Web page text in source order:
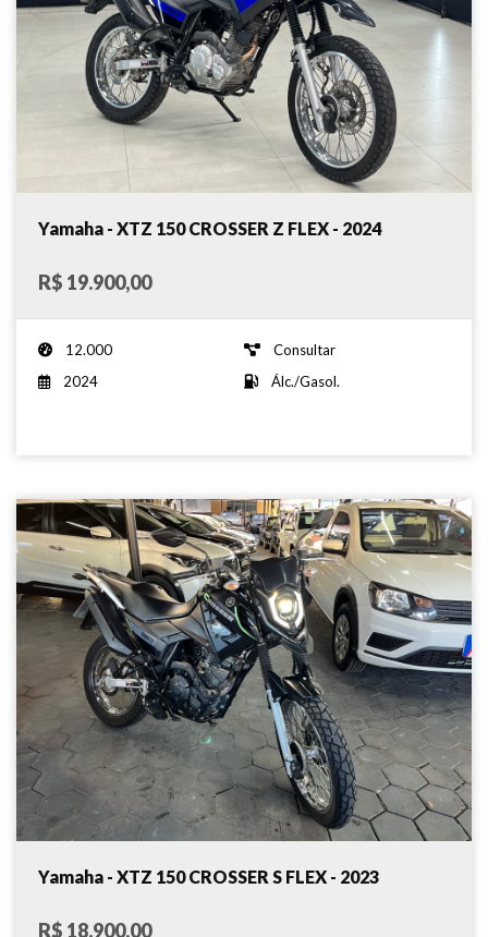
Yamaha - XTZ 150 CROSSER Z FLEX - 2024
R$ 19.900,00
12.000
Consultar
2024
Álc./Gasol.
Yamaha - XTZ 150 CROSSER S FLEX - 2023
R$ 18.900,00